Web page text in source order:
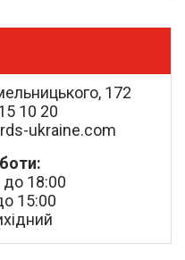
172
10 20
ukraine.com
до 18:00
15:00